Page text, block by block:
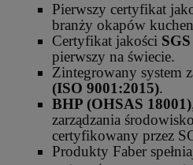
Pierwszy certyfikat
branży okapów
Certyfikat jakości
pierwszy na świecie.
Zintegrowany system
(ISO 9001:2015).
BHP (OHSAS 18001)
zarządzania
certyfikowany przez
Produkty Faber